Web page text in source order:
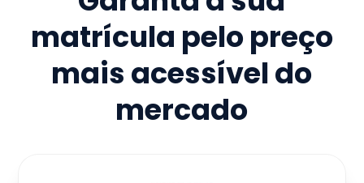
matrícula pelo preço
mais acessível do
mercado